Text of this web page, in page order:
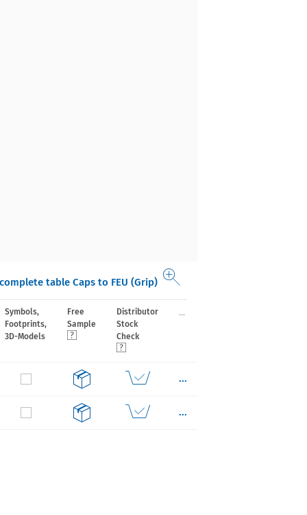
table Caps to FEU (Grip)
Symbols,
Footprints,
3D-Models
Free
Sample
Distributor
Stock
Check
...
...
...